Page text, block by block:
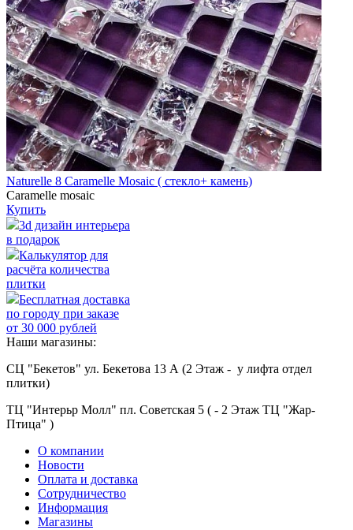
Naturelle 8 Caramelle Mosaic ( стекло+ камень)
Caramelle mosaic
Купить
3d дизайн интерьера
в подарок
Калькулятор для
расчёта количества
плитки
Бесплатная доставка
по городу при заказе
от 30 000 рублей
Наши магазины:
СЦ "Бекетов" ул. Бекетова 13 А (2 Этаж - у лифта отдел
плитки)
ТЦ "Интерьр Молл" пл. Советская 5 ( - 2 Этаж ТЦ "Жар-
Птица" )
О компании
Новости
Оплата и доставка
Сотрудничество
Информация
Магазины